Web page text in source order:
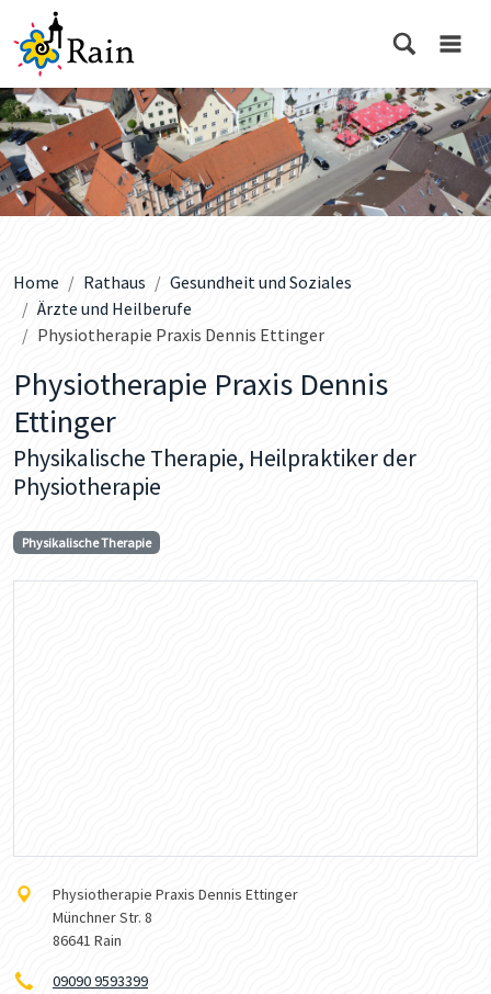
Home Rathaus
Gesundheit und Soziales
Ärzte und Heilberufe
Physiotherapie Praxis Dennis Ettinger
Physiotherapie Praxis Dennis
Ettinger
Physikalische Therapie, Heilpraktiker der
Physiotherapie
Physikalische Therapie
Physiotherapie Praxis Dennis Ettinger
Münchner Str. 8
86641 Rain
09090 9593399